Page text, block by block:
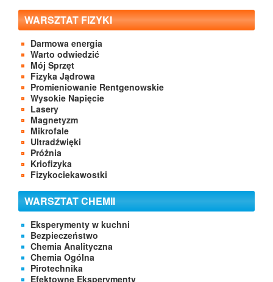
WARSZTAT FIZYKI
Darmowa energia
Warto odwiedzić
Mój Sprzęt
Fizyka Jądrowa
Promieniowanie Rentgenowskie
Wysokie Napięcie
Lasery
Magnetyzm
Mikrofale
Ultradźwięki
Próżnia
Kriofizyka
Fizykociekawostki
WARSZTAT CHEMII
Eksperymenty w kuchni
Bezpieczeństwo
Chemia Analityczna
Chemia Ogólna
Pirotechnika
Efektowne Eksperymenty